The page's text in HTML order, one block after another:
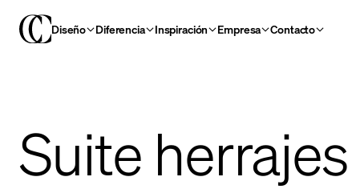
Diseño Diferencia Inspiración Empresa Contacto
Suite herrajes